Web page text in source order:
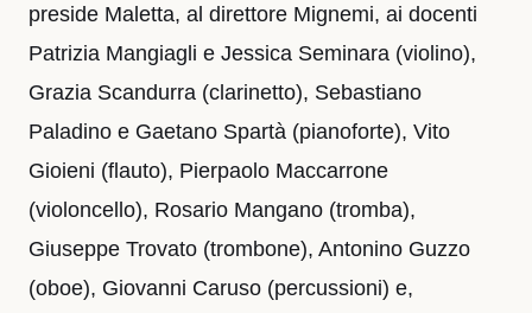
preside Maletta, al direttore Mignemi, ai docenti
Patrizia Mangiagli e Jessica Seminara (violino),
Grazia Scandurra (clarinetto), Sebastiano
Paladino e Gaetano Spartà (pianoforte), Vito
Gioieni (flauto), Pierpaolo Maccarrone
(violoncello), Rosario Mangano (tromba),
Giuseppe Trovato (trombone), Antonino Guzzo
(oboe), Giovanni Caruso (percussioni) e,